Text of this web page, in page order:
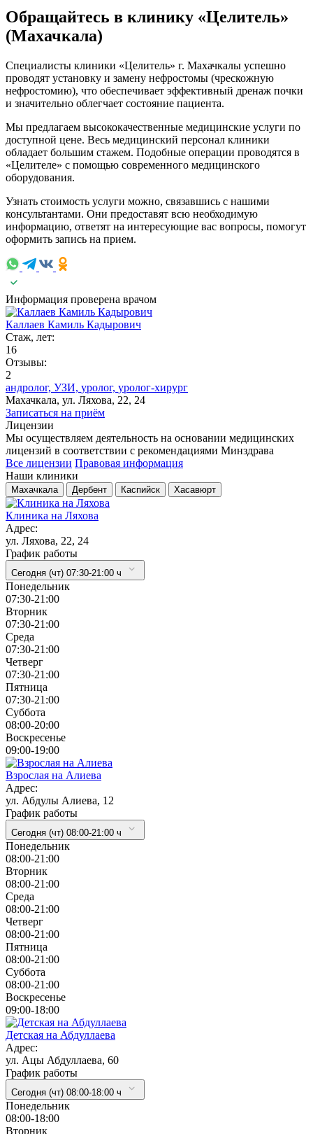
Обращайтесь в клинику «Целитель»
(Махачкала)
Специалисты клиники «Целитель» г. Махачкалы успешно
проводят установку и замену нефростомы (чрескожную
нефростомию), что обеспечивает эффективный дренаж почки
и значительно облегчает состояние пациента.
Мы предлагаем высококачественные медицинские услуги по
доступной цене. Весь медицинский персонал клиники
обладает большим стажем. Подобные операции проводятся в
«Целителе» с помощью современного медицинского
оборудования.
Узнать стоимость услуги можно, связавшись с нашими
консультантами. Они предоставят всю необходимую
информацию, ответят на интересующие вас вопросы, помогут
оформить запись на прием.
Информация проверена врачом
Каллаев Камиль Кадырович
Стаж, лет:
16
Отзывы:
2
андролог, УЗИ, уролог, уролог-хирург
Махачкала, ул. Ляхова, 22, 24
Записаться на приём
Лицензии
Мы осуществляем деятельность на основании медицинских
лицензий в соответствии с рекомендациями Минздрава
Все лицензии Правовая информация
Наши клиники
Махачкала Дербент Каспийск Хасавюрт
Клиника на Ляхова
Адрес:
ул. Ляхова, 22, 24
График работы
Сегодня (чт) 07:30-21:00 ч
Понедельник
07:30-21:00
Вторник
07:30-21:00
Cреда
07:30-21:00
Четверг
07:30-21:00
Пятница
07:30-21:00
Суббота
08:00-20:00
Воскресенье
09:00-19:00
Взрослая на Алиева
Адрес:
ул. Абдулы Алиева, 12
График работы
Сегодня (чт) 08:00-21:00 ч
Понедельник
08:00-21:00
Вторник
08:00-21:00
Cреда
08:00-21:00
Четверг
08:00-21:00
Пятница
08:00-21:00
Суббота
08:00-21:00
Воскресенье
09:00-18:00
Детская на Абдуллаева
Адрес:
ул. Ацы Абдуллаева, 60
График работы
Сегодня (чт) 08:00-18:00 ч
Понедельник
08:00-18:00
Вторник